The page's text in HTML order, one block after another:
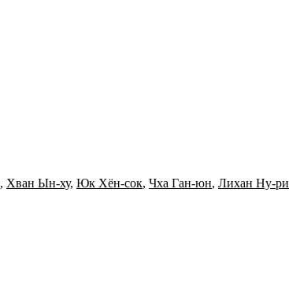
, Хван Ын-ху, Юк Хён-сок, Чха Ган-юн, Лихан Ну-ри